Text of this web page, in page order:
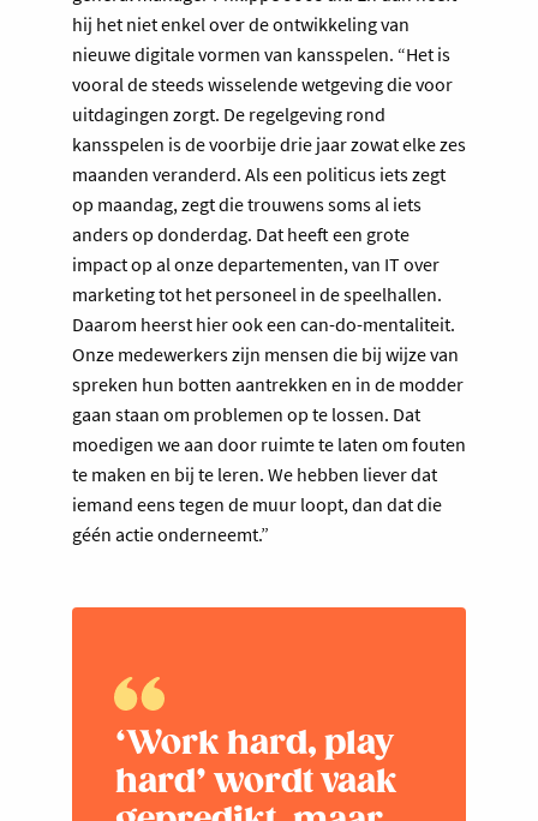
hij het niet enkel over de ontwikkeling van
nieuwe digitale vormen van kansspelen. “Het is
vooral de steeds wisselende wetgeving die voor
uitdagingen zorgt. De regelgeving rond
kansspelen is de voorbije drie jaar zowat elke zes
maanden veranderd. Als een politicus iets zegt
op maandag, zegt die trouwens soms al iets
anders op donderdag. Dat heeft een grote
impact op al onze departementen, van IT over
marketing tot het personeel in de speelhallen.
Daarom heerst hier ook een can-do-mentaliteit.
Onze medewerkers zijn mensen die bij wijze van
spreken hun botten aantrekken en in de modder
gaan staan om problemen op te lossen. Dat
moedigen we aan door ruimte te laten om fouten
te maken en bij te leren. We hebben liever dat
iemand eens tegen de muur loopt, dan dat die
géén actie onderneemt.”
‘Work hard, play
hard’ wordt vaak